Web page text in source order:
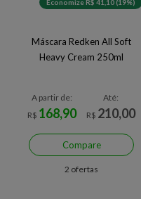
Economize R$ 41,10 (19%)
Máscara Redken All Soft
Heavy Cream 250ml
A partir de:
R$ 168,90
Até:
R$ 210,00
Compare
2 ofertas